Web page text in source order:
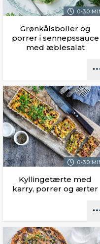
0-30
Grønkålsboller og
porrer i sennepssauce
med æblesalat
0-30
Kyllingetærte med
karry, porrer og ærter